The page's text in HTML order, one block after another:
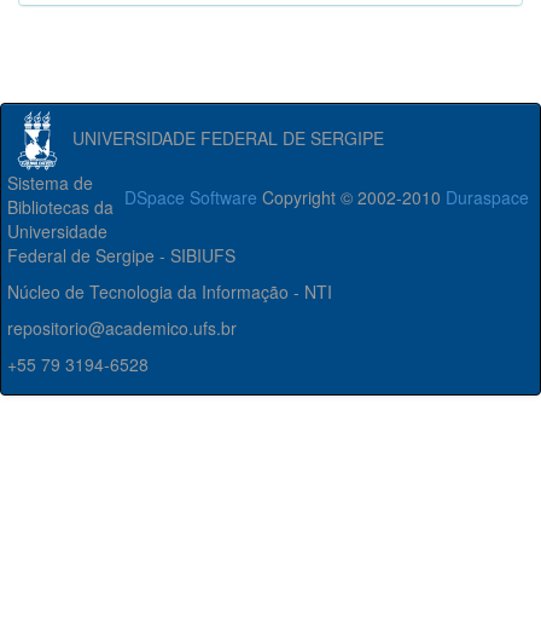
UNIVERSIDADE FEDERAL DE SERGIPE
DSpace Software Copyright © 2002-2010 Duraspace
Sistema de
Bibliotecas da
Universidade
Federal de Sergipe - SIBIUFS
Núcleo de Tecnologia da Informação - NTI
repositorio@academico.ufs.br
+55 79 3194-6528